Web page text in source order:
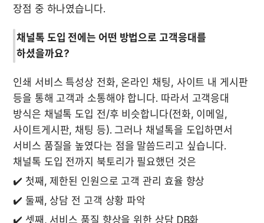
장점 중 하나였습니다.
채널톡 도입 전에는 어떤 방법으로 고객응대를
하셨을까요?
인쇄 서비스 특성상 전화, 온라인 채팅, 사이트 내 게시판
등을 통해 고객과 소통해야 합니다. 따라서 고객응대
방식은 채널톡 도입 전/후 비슷합니다(전화, 이메일,
사이트게시판, 채팅 등). 그러나 채널톡을 도입하면서
서비스 품질을 높였다는 점을 말씀드리고 싶습니다.
채널톡 도입 전까지 북토리가 필요했던 것은
✔️ 첫째, 제한된 인원으로 고객 관리 효율 향상
✔️ 둘째, 상담 전 고객 상황 파악
✔️ 셋째, 서비스 품질 향상을 위한 상담 DB화